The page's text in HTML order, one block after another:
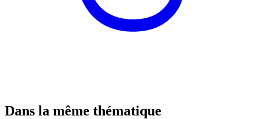
Dans la même thématique